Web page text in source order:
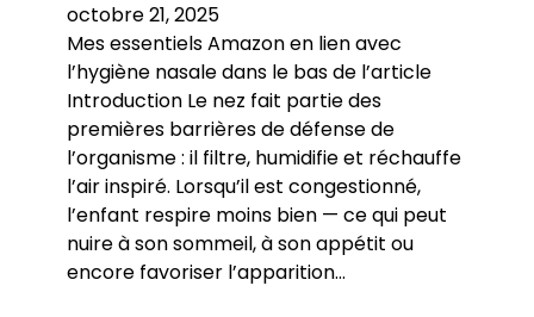
octobre 21, 2025
Mes essentiels Amazon en lien avec
l’hygiène nasale dans le bas de l’article
Introduction Le nez fait partie des
premières barrières de défense de
l’organisme : il filtre, humidifie et réchauffe
l’air inspiré. Lorsqu’il est congestionné,
l’enfant respire moins bien — ce qui peut
nuire à son sommeil, à son appétit ou
encore favoriser l’apparition…